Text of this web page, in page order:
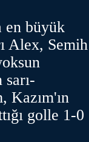
en büyük
Alex, Semih
Kazım'ın
golle 1-0